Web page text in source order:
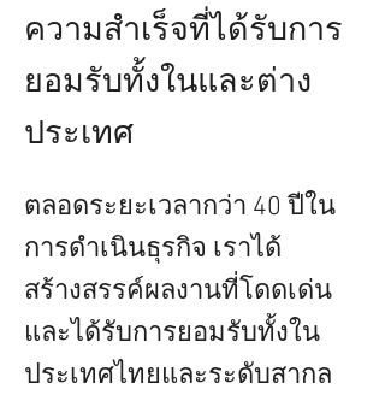
ความสำเร็จที่ได้รับการ
ยอมรับทั้งในและต่าง
ประเทศ
ตลอดระยะเวลากว่า 40 ปีใน
การดำเนินธุรกิจ เราได้
สร้างสรรค์ผลงานที่โดดเด่น
และได้รับการยอมรับทั้งใน
ประเทศไทยและระดับสากล